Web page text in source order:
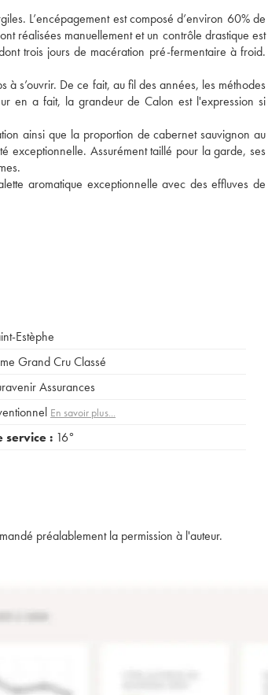
L’encépagement est composé d’environ 60% de
réalisées manuellement et un contrôle drastique est
trois jours de macération pré-fermentaire à froid.
à s’ouvrir. De ce fait, au fil des années, les méthodes
en a fait, la grandeur de Calon est l'expression si
ainsi que la proportion de cabernet sauvignon au
exceptionnelle. Assurément taillé pour la garde, ses
aromatique exceptionnelle avec des effluves de
Estèphe
Grand Cru Classé
Assurances
En savoir plus...
service : 16°
préalablement la permission à l'auteur.